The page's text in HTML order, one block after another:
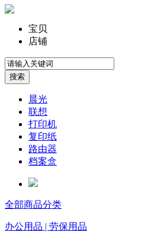
宝贝
店铺
晨光
联想
打印机
复印纸
路由器
档案盒
全部商品分类
办公用品 | 劳保用品